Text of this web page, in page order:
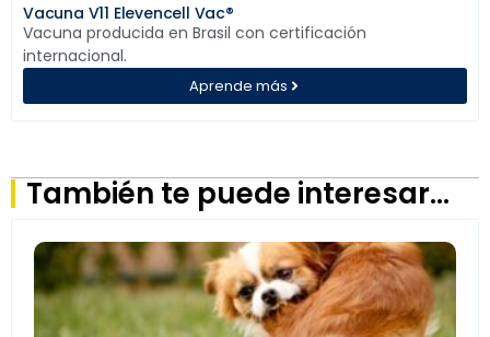
Aprende más
Vacuna V11 Elevencell Vac®
Vacuna producida en Brasil con certificación
internacional.
También te puede interesar...